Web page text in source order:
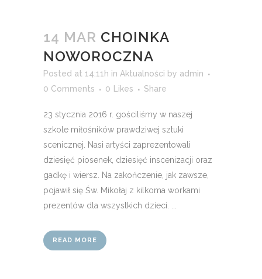
14 MAR CHOINKA
NOWOROCZNA
Posted at 14:11h in Aktualności by admin
0 Comments
0 Likes Share
23 stycznia 2016 r. gościliśmy w naszej
szkole miłośników prawdziwej sztuki
scenicznej. Nasi artyści zaprezentowali
dziesięć piosenek, dziesięć inscenizacji oraz
gadkę i wiersz. Na zakończenie, jak zawsze,
pojawił się Św. Mikołaj z kilkoma workami
prezentów dla wszystkich dzieci. ...
READ MORE